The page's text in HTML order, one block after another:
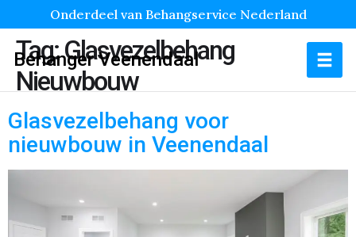
Onderdeel van Behangservice Nederland
Behanger Veenendaal
Tag:Glasvezelbehang
Nieuwbouw
Glasvezelbehang voor
nieuwbouw in Veenendaal